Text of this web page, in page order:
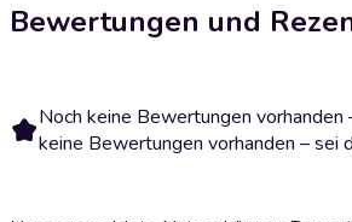
Bewertungen und
Noch keine Bewertungen vorhanden
keine Bewertungen vorhanden – sei